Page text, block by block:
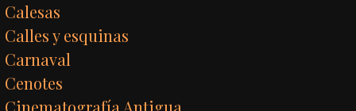
Calesas
Calles y esquinas
Carnaval
Cenotes